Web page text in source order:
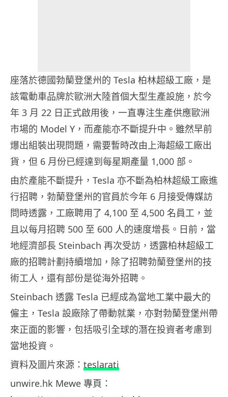
座落於德國勃蘭登堡州的 Tesla 柏林超級工廠，是
該電動車品牌於歐洲大陸首個大型生產設施，於今
年 3 月 22 日正式啟用後，一直專注生產供應歐洲
市場的 Model Y，而產能亦不斷提升中。雖然早前
爆出組裝出現問題，需要暫時改由上海超級工廠出
貨，但 6 月份已經達到每星期產量 1,000 部。
由於產能不斷提升，Tesla 亦不斷為柏林超級工廠進
行招聘，勃蘭登堡州的官員於今年 6 月接受傳媒訪
問時透露，工廠聘用了 4,100 至 4,500 名員工，並
且以每月招聘 500 至 600 人的速度增長。日前，當
地經濟部長 Steinbach 再次受訪，透露柏林超級工
廠的招聘計劃持續增加，除了招聘勃蘭登堡州的技
術工人，還有部份是從海外招聘。
Steinbach 透露 Tesla 已經成為當地工業中最大的
僱主，Tesla 設廠除了帶動就業，亦對勃蘭登堡州帶
來正面的影響，包括吸引全球的潛在投資者考慮到
當地投資。
資料及圖片來源： teslarati
unwire.hk Mewe 專頁：